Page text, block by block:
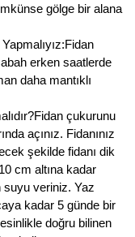
gölge bir alana
erken saatlerde
daha mantıklı
çukurunu
açınız. Fidanınız
şekilde fidanı dik
cm altına kadar
suyu veriniz. Yaz
kadar 5 günde bir
doğru bilinen